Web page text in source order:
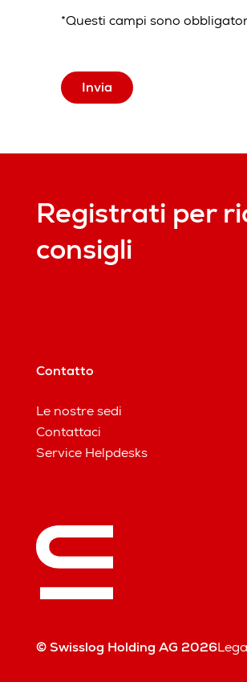
*Questi campi sono
Invia
Registrati per
consigli
Contatto
Le nostre sedi
Contattaci
Service Helpdesks
© Swisslog Holding AG 2026